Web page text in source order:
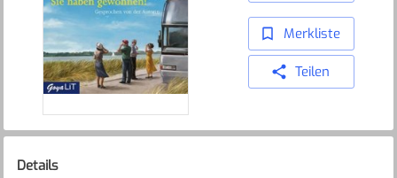
Merkliste
Teilen
Details